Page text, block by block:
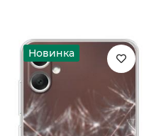
Новинка